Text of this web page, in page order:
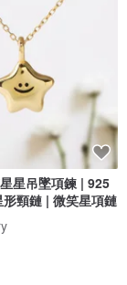
星吊墜項鍊 | 925
頸鏈 | 微笑星項鏈